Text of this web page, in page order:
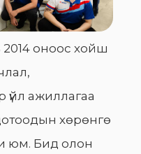
оноос хойш
үйл ажиллагаа
хөрөнгө
юм. Бид олон